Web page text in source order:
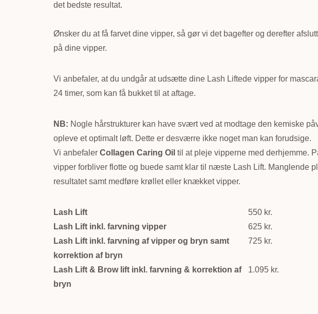
det bedste resultat.
Ønsker du at få farvet dine vipper, så gør vi det bagefter og derefter
på dine vipper.
Vi anbefaler, at du undgår at udsætte dine Lash Liftede vipper for
24 timer, som kan få bukket til at aftage.
NB: Nogle hårstrukturer kan have svært ved at modtage den kemiske
opleve et optimalt løft. Dette er desværre ikke noget man kan forudsige.
Vi anbefaler Collagen Caring Oil til at pleje vipperne med derhjemme.
vipper forbliver flotte og buede samt klar til næste Lash Lift. Manglende
resultatet samt medføre krøllet eller knækket vipper.
Lash Lift
Lash Lift inkl. farvning vipper
Lash Lift inkl. farvning af vipper og bryn samt
korrektion af bryn
Lash Lift & Brow lift inkl. farvning & korrektion af
bryn
550 kr.
625 kr.
725 kr.
1.095 kr.